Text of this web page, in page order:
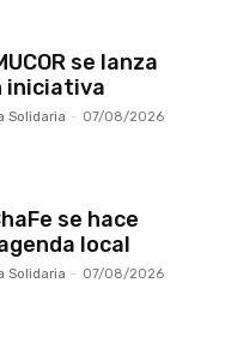
se lanza
iniciativa
Solidaria - 07/08/2026
se hace
local
Solidaria - 07/08/2026